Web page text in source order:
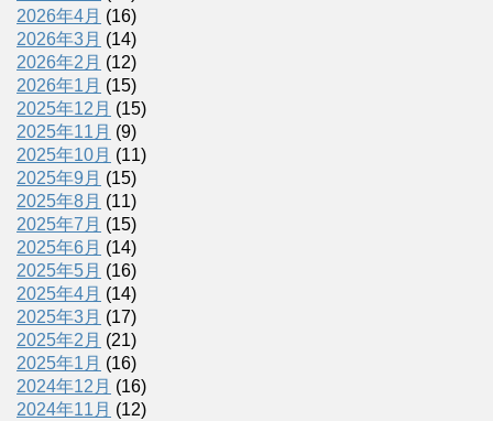
2026年4月 (16)
2026年3月 (14)
2026年2月 (12)
2026年1月 (15)
2025年12月 (15)
2025年11月 (9)
2025年10月 (11)
2025年9月 (15)
2025年8月 (11)
2025年7月 (15)
2025年6月 (14)
2025年5月 (16)
2025年4月 (14)
2025年3月 (17)
2025年2月 (21)
2025年1月 (16)
2024年12月 (16)
2024年11月 (12)